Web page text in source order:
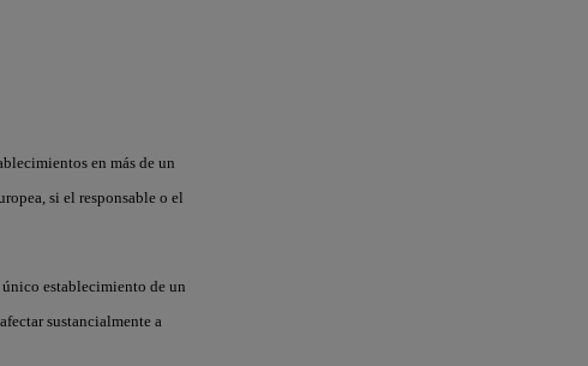
en más de un
si el responsable o el
establecimiento de un
sustancialmente a